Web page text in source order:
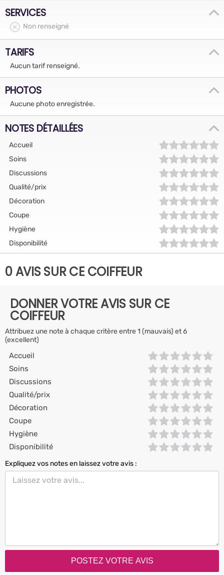
SERVICES
Non renseigné
TARIFS
Aucun tarif renseigné.
PHOTOS
Aucune photo enregistrée.
NOTES DÉTAILLÉES
Accueil
Soins
Discussions
Qualité/prix
Décoration
Coupe
Hygiène
Disponibilité
0 AVIS SUR CE COIFFEUR
DONNER VOTRE AVIS SUR CE
COIFFEUR
Attribuez une note à chaque critère entre 1 (mauvais) et 6
(excellent)
Accueil
Soins
Discussions
Qualité/prix
Décoration
Coupe
Hygiène
Disponibilité
Expliquez vos notes en laissez votre avis :